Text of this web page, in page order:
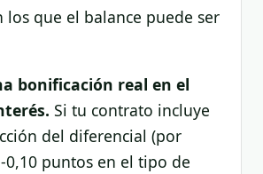
los que el balance puede ser
bonificación real en el
Si tu contrato incluye
del diferencial (por
0,10 puntos en el tipo de